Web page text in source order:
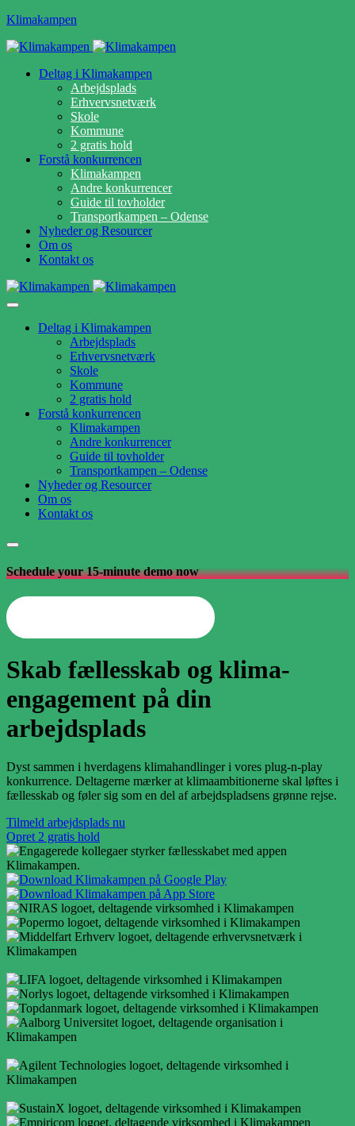
Klimakampen
Deltag i Klimakampen
Arbejdsplads
Erhvervsnetværk
Skole
Kommune
2 gratis hold
Forstå konkurrencen
Klimakampen
Andre konkurrencer
Guide til tovholder
Transportkampen – Odense
Nyheder og Resourcer
Om os
Kontakt os
Deltag i Klimakampen
Arbejdsplads
Erhvervsnetværk
Skole
Kommune
2 gratis hold
Forstå konkurrencen
Klimakampen
Andre konkurrencer
Guide til tovholder
Transportkampen – Odense
Nyheder og Resourcer
Om os
Kontakt os
Schedule your 15-minute demo now
Skab fællesskab og klima-
engagement på din
arbejdsplads
Dyst sammen i hverdagens klimahandlinger i vores plug-n-play
konkurrence. Deltagerne mærker at klimaambitionerne skal løftes i
fællesskab og føler sig som en del af arbejdspladsens grønne rejse.
Tilmeld arbejdsplads nu
Opret 2 gratis hold